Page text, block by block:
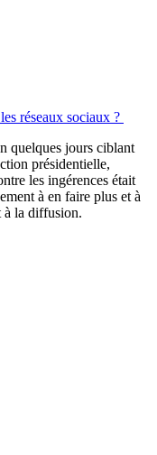
réseaux sociaux ?
quelques jours ciblant
présidentielle,
les ingérences était
à en faire plus et à
à la diffusion.